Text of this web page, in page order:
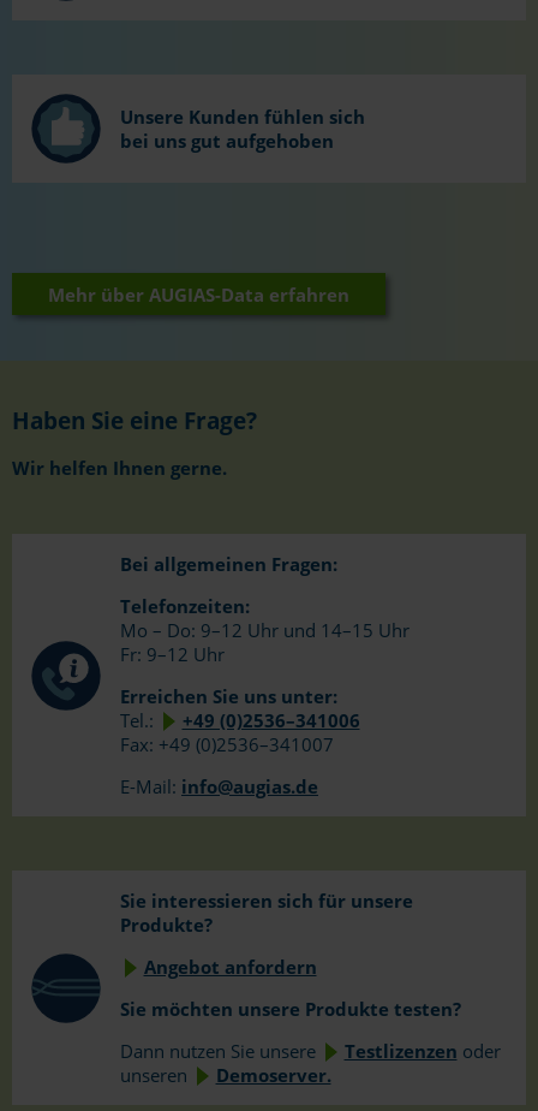
Unsere Kunden fühlen sich
bei uns gut aufgehoben
Mehr über AUGIAS-Data erfahren
Haben Sie eine Frage?
Wir helfen Ihnen gerne.
Bei allgemeinen Fragen:
Telefonzeiten:
Mo – Do: 9–12 Uhr und 14–15 Uhr
Fr: 9–12 Uhr
Erreichen Sie uns unter:
Tel.:
+49 (0)2536–341006
Fax: +49 (0)2536–341007
E-Mail: info@augias.de
Sie interessieren sich für unsere
Produkte?
Angebot anfordern
Sie möchten unsere Produkte testen?
Dann nutzen Sie unsere
Testlizenzen oder
unseren
Demoserver.